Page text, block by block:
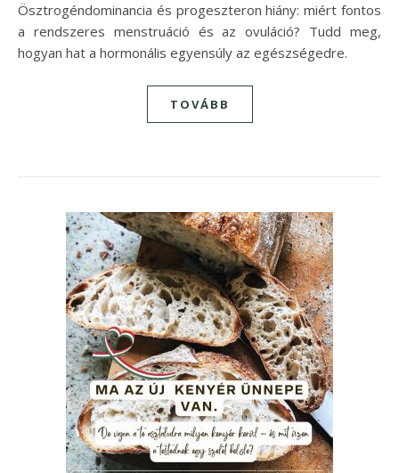
Ösztrogéndominancia és progeszteron hiány: miért fontos
a rendszeres menstruáció és az ovuláció? Tudd meg,
hogyan hat a hormonális egyensúly az egészségedre.
TOVÁBB